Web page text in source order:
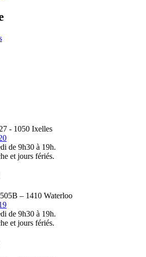
- 1050 Ixelles
de 9h30 à 19h.
et jours fériés.
– 1410 Waterloo
de 9h30 à 19h.
et jours fériés.